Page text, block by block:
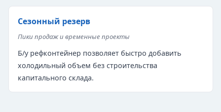
Сезонный резерв
Пики продаж и временные проекты
Б/у рефконтейнер позволяет быстро добавить
холодильный объем без строительства
капитального склада.